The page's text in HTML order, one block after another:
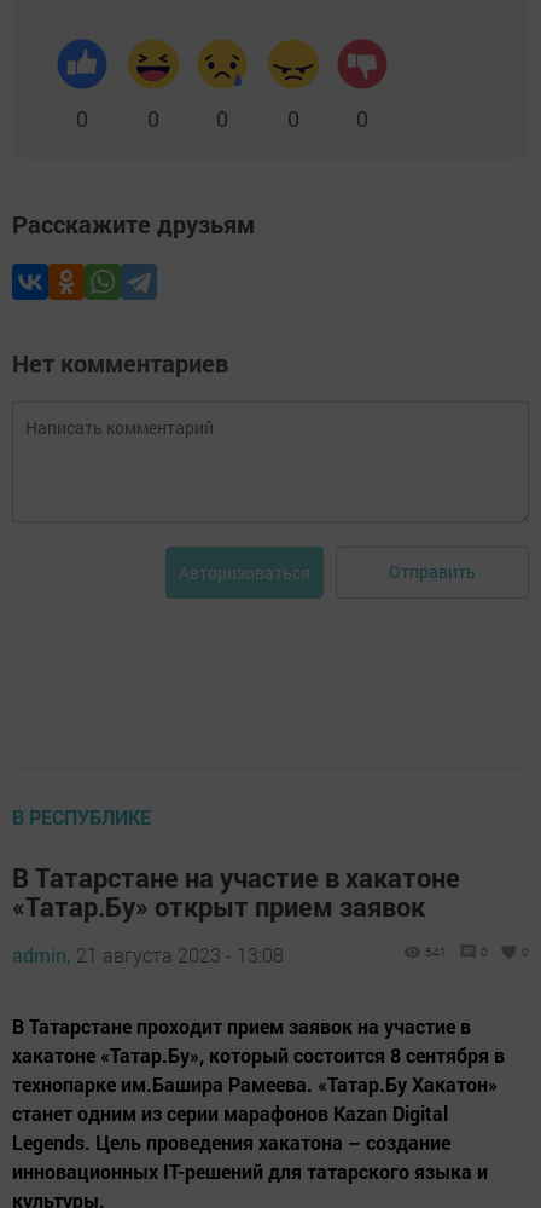
0 0 0 0 0
Расскажите друзьям
Нет комментариев
Авторизоваться Отправить
В РЕСПУБЛИКЕ
В Татарстане на участие в хакатоне
«Татар.Бу» открыт прием заявок
admin, 21 августа 2023 - 13:08 541 0 0
В Татарстане проходит прием заявок на участие в
хакатоне «Татар.Бу», который состоится 8 сентября в
технопарке им.Башира Рамеева. «Татар.Бу Хакатон»
станет одним из серии марафонов Kazan Digital
Legends. Цель проведения хакатона – создание
инновационных IT-решений для татарского языка и
культуры.